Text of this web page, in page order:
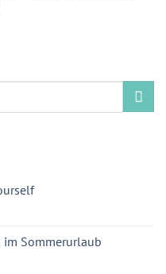
Sommerurlaub